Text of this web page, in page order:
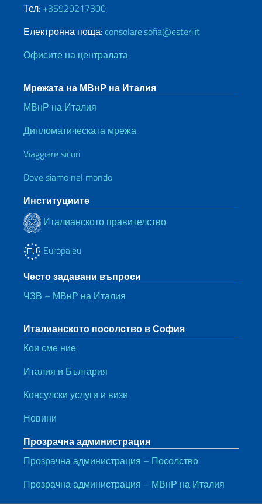
Тел: +35929217300
Електронна поща: consolare.sofia@esteri.it
Офисите на централата
Мрежата на МВнР на Италия
МВнР на Италия
Дипломатическата мрежа
Viaggiare sicuri
Dove siamo nel mondo
Институциите
Италианското правителство
Europa.eu
Често задавани въпроси
ЧЗВ – МВнР на Италия
Италианското посолство в София
Кои сме ние
Италия и България
Консулски услуги и визи
Новини
Прозрачна администрация
Прозрачна администрация – Посолство
Прозрачна администрация – МВнР на Италия